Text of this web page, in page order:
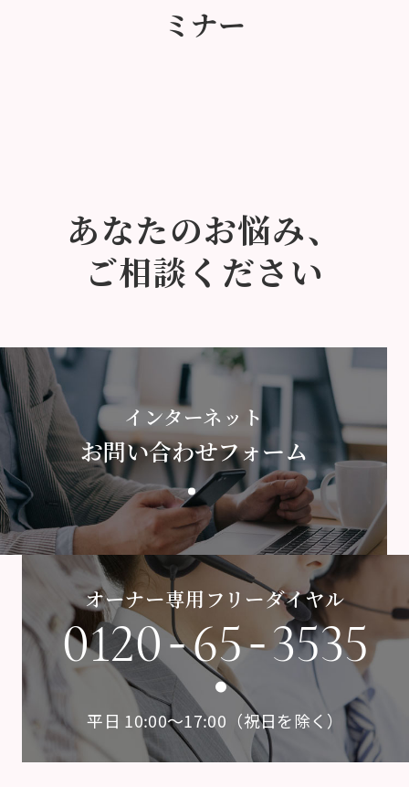
ミナー
あなたのお悩み、
ご相談ください
インターネット
お問い合わせフォーム
オーナー専用フリーダイヤル
0120-65-3535
平日 10:00〜17:00（祝日を除く）